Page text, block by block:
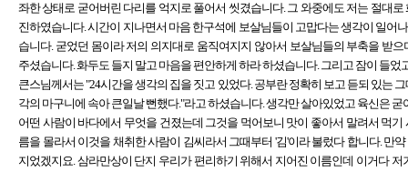
좌한 상태로 굳어버린 다리를 억지로 풀어서 씻겼습니다. 그 와중에도 저는 절대
진하였습니다. 시간이 지나면서 마음 한구석에 보살님들이 고맙다는 생각이 일어
습니다. 굳었던 몸이라 저의 의지대로 움직여지지 않아서 보살님들의 부축을 받
주셨습니다. 화두도 들지 말고 마음을 편안하게 하라 하셨습니다. 그리고 잠이 들
큰스님께서는 "24시간을 생각의 집을 짓고 있었다. 공부란 정확히 보고 듣되 있는
각의 마구니에 속아 큰일날 뻔했다."라고 하셨습니다. 생각만 살아있었고 육신은 굳
어떤 사람이 바다에서 무엇을 건졌는데 그것을 먹어보니 맛이 좋아서 말려서 먹
름을 몰라서 이것을 채취한 사람이 김씨라서 그때부터 '김'이라 불렀다 합니다. 만
지었겠지요. 삼라만상이 단지 우리가 편리하기 위해서 지어진 이름인데 이거다